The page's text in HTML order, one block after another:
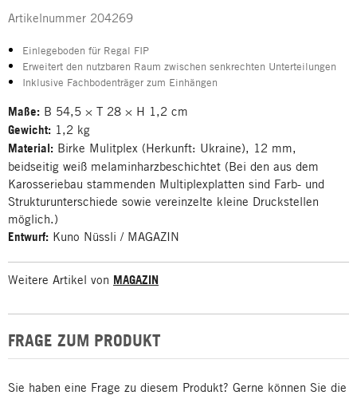
Artikelnummer 204269
Einlegeboden für Regal FIP
Erweitert den nutzbaren Raum zwischen senkrechten Unterteilungen
Inklusive Fachbodenträger zum Einhängen
Maße: B 54,5 × T 28 × H 1,2 cm
Gewicht: 1,2 kg
Material: Birke Mulitplex (Herkunft: Ukraine), 12 mm,
beidseitig weiß melaminharzbeschichtet (Bei den aus dem
Karosseriebau stammenden Multiplexplatten sind Farb- und
Strukturunterschiede sowie vereinzelte kleine Druckstellen
möglich.)
Entwurf: Kuno Nüssli / MAGAZIN
Weitere Artikel von MAGAZIN
FRAGE ZUM PRODUKT
Sie haben eine Frage zu diesem Produkt? Gerne können Sie die